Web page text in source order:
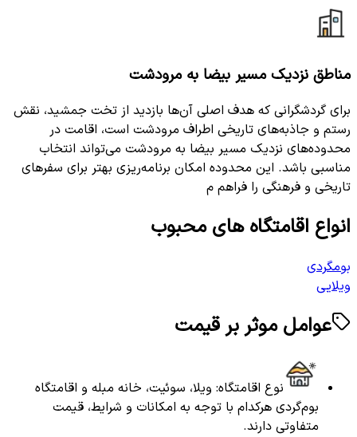
مناطق نزدیک مسیر بیضا به مرودشت
برای گردشگرانی که هدف اصلی آن‌ها بازدید از تخت جمشید، نقش
رستم و جاذبه‌های تاریخی اطراف مرودشت است، اقامت در
محدوده‌های نزدیک مسیر بیضا به مرودشت می‌تواند انتخاب
مناسبی باشد. این محدوده امکان برنامه‌ریزی بهتر برای سفرهای
تاریخی و فرهنگی را فراهم م
انواع اقامتگاه های محبوب
بومگردی
ویلایی
عوامل موثر بر قیمت
نوع اقامتگاه: ویلا، سوئیت، خانه مبله و اقامتگاه
بوم‌گردی هرکدام با توجه به امکانات و شرایط، قیمت
متفاوتی دارند.